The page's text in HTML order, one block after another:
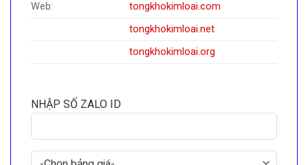
Web:
tongkhokimloai.com
tongkhokimloai.net
tongkhokimloai.org
NHẬP SỐ ZALO ID